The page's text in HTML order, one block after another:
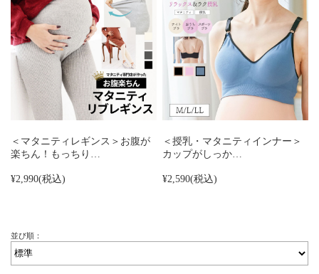
＜マタニティレギンス＞お腹が
楽ちん！もっちり…
¥2,990(税込)
＜授乳・マタニティインナー＞
カップがしっか…
¥2,590(税込)
並び順：